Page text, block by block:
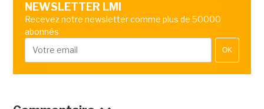
NEWSLETTER LMI
Recevez notre newsletter comme plus de 50000
abonnés
OK